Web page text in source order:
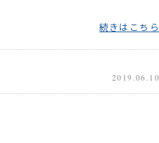
続きはこちら
2019.06.10